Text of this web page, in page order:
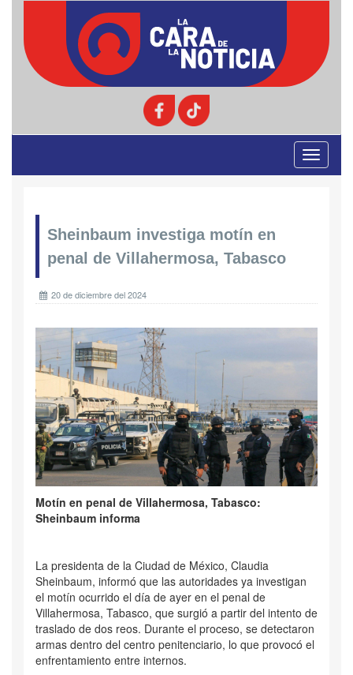
Toggle
Sheinbaum investiga motín en
penal de Villahermosa, Tabasco
20 de diciembre del 2024
Motín en penal de Villahermosa, Tabasco:
Sheinbaum informa
La presidenta de la Ciudad de México, Claudia
Sheinbaum, informó que las autoridades ya investigan
el motín ocurrido el día de ayer en el penal de
Villahermosa, Tabasco, que surgió a partir del intento de
traslado de dos reos. Durante el proceso, se detectaron
armas dentro del centro penitenciario, lo que provocó el
enfrentamiento entre internos.